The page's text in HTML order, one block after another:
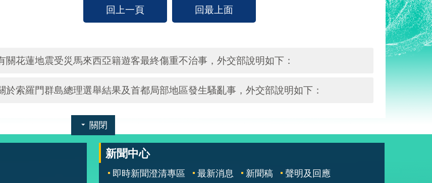
回上一頁 回最上面
關花蓮地震受災馬來西亞籍遊客最終傷重不治事，外交部說明如下：
於索羅門群島總理選舉結果及首都局部地區發生騷亂事，外交部說明如下：
關閉
新聞中心
即時新聞澄清專區 最新消息 新聞稿
聲明及回應